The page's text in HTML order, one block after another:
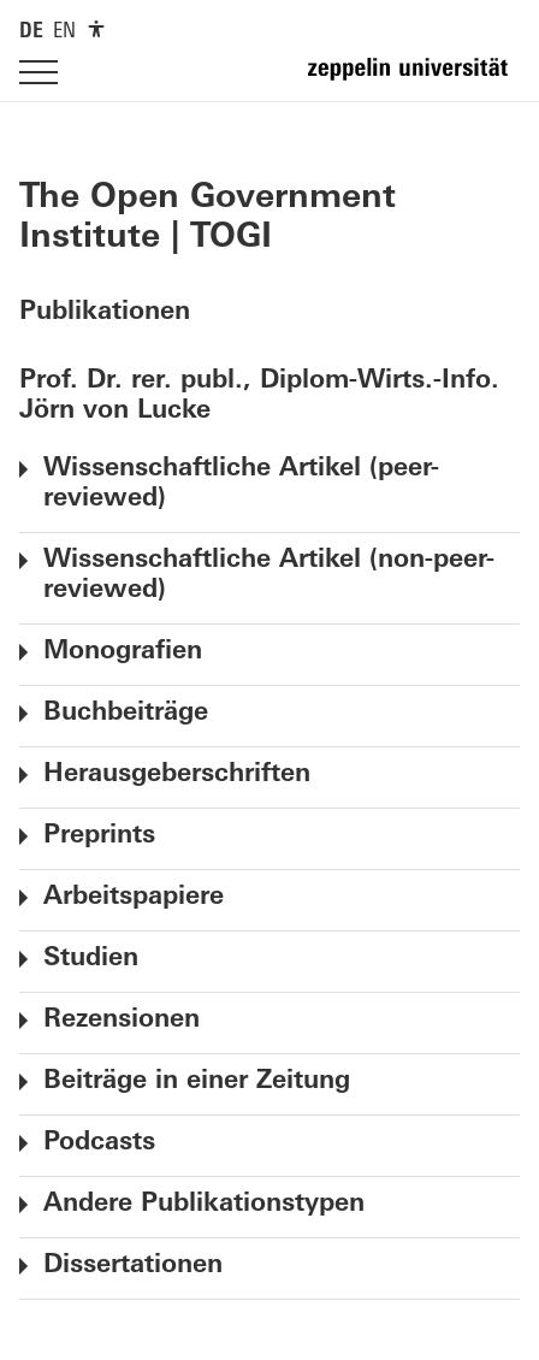
DE EN
The Open Government
Institute | TOGI
Publikationen
Prof. Dr. rer. publ., Diplom-Wirts.-Info.
Jörn von Lucke
Wissenschaftliche Artikel (peer-
reviewed)
Wissenschaftliche Artikel (non-peer-
reviewed)
Monografien
Buchbeiträge
Herausgeberschriften
Preprints
Arbeitspapiere
Studien
Rezensionen
Beiträge in einer Zeitung
Podcasts
Andere Publikationstypen
Dissertationen